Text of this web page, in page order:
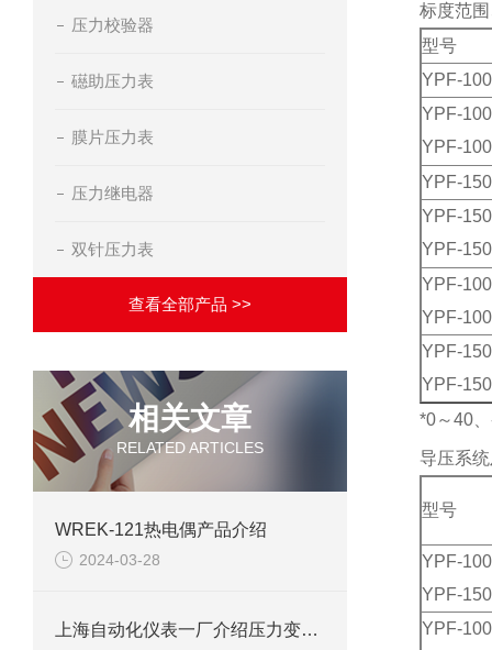
压力校验器
礠助压力表
膜片压力表
压力继电器
双针压力表
查看全部产品 >>
相关文章
RELATED ARTICLES
WREK-121热电偶产品介绍
2024-03-28
上海自动化仪表一厂介绍压力变送器故障处理办法
标度范
型号
YPF-
YPF-
YPF-
YPF-
YPF-
YPF-
YPF-
YPF-
YPF-
YPF-
*0～40
导压系
型号
YPF-
YPF-
YPF-